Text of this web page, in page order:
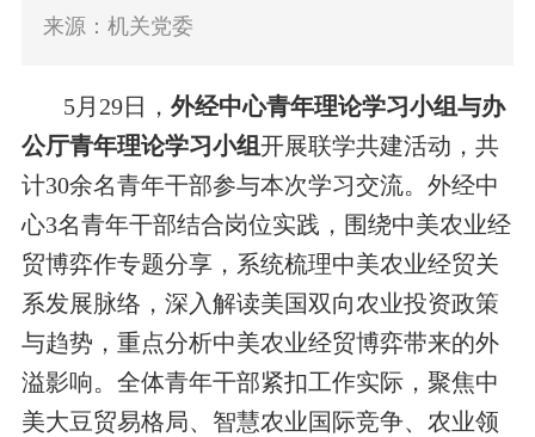
来源：机关党委
5月29日 ， 外经中心青年理论学习小组与办
公厅青年理论学习小组开展联学共建活动 ， 共
计30余名青年干部参与本次学习交流。外经中
心3名青年干部结合岗位实践，围绕中美农业经
贸博弈作专题分享，系统梳理中美农业经贸关
系发展脉络，深入解读美国双向农业投资政策
与趋势，重点分析中美农业经贸博弈带来的外
溢影响。全体青年干部紧扣工作实际，聚焦中
美大豆贸易格局、智慧农业国际竞争、农业领